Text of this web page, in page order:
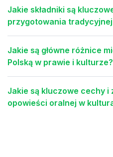
Jakie składniki są
przygotowania
Jakie są główne różnice
Polską w prawie i kulturze?
Jakie są kluczowe cechy i
opowieści oralnej w